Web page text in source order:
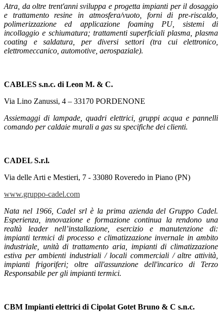
Atra, da oltre trent'anni sviluppa e progetta impianti per il dosaggio
e trattamento resine in atmosfera/vuoto, forni di pre-riscaldo,
polimerizzazione ed applicazione foaming PU, sistemi di
incollaggio e schiumatura; trattamenti superficiali plasma, plasma
coating e saldatura, per diversi settori (tra cui elettronico,
elettromeccanico, automotive, aerospaziale).
CABLES s.n.c. di Leon M. & C.
Via Lino Zanussi, 4 – 33170 PORDENONE
Assiemaggi di lampade, quadri elettrici, gruppi acqua e pannelli
comando per caldaie murali a gas su specifiche dei clienti.
CADEL S.r.l.
Via delle Arti e Mestieri, 7 - 33080 Roveredo in Piano (PN)
www.gruppo-cadel.com
Nata nel 1966, Cadel srl è la prima azienda del Gruppo Cadel.
Esperienza, innovazione e formazione continua la rendono una
realtà leader nell’installazione, esercizio e manutenzione di:
impianti termici di processo e climatizzazione invernale in ambito
industriale, unità di trattamento aria, impianti di climatizzazione
estiva per ambienti industriali / locali commerciali / altre attività,
impianti frigoriferi; oltre all'assunzione dell'incarico di Terzo
Responsabile per gli impianti termici.
CBM Impianti elettrici di Cipolat Gotet Bruno & C s.n.c.